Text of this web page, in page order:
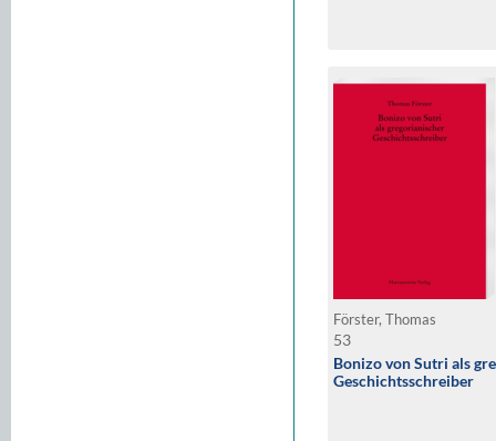
Förster, Thomas
53
Bonizo von Sutri als
Geschichtsschreiber